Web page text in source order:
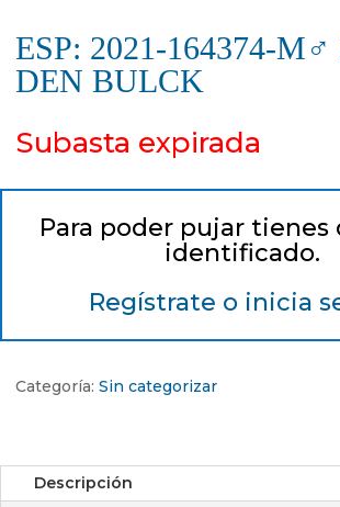
ESP: 2021-164374-
DEN BULCK
Subasta expirada
Para poder pujar tienes
identificado.
Regístrate o inicia
Categoría: Sin categorizar
Descripción